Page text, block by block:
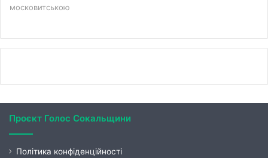
московитською
Проєкт Голос Сокальщини
Політика конфіденційності